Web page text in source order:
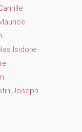
Isidore
Joseph